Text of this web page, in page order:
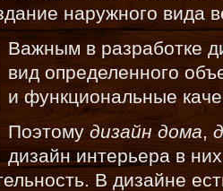
наружного вида
Важным в разработке
вид определенного
и функциональные
Поэтому дизайн дома,
дизайн интерьера в
В дизайне